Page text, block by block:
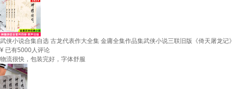
武侠小说合集自选 古龙代表作大全集 金庸全集作品集武侠小说三联旧版《倚天屠龙记
¥ 已有5000人评论
物流很快，包装完好，字体舒服